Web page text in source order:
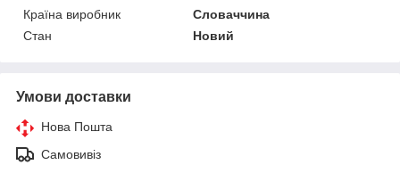
Країна виробник
Словаччина
Стан
Новий
Умови доставки
Нова Пошта
Самовивіз